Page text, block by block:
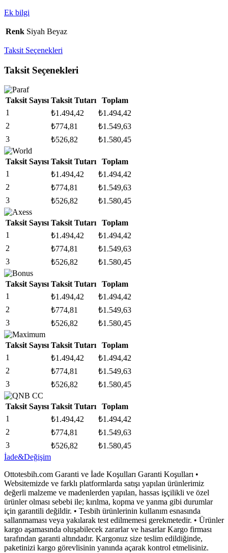
Ek bilgi
Renk Siyah Beyaz
Taksit Seçenekleri
Taksit Seçenekleri
Taksit Sayısı Taksit Tutarı
Toplam
1
₺1.494,42 ₺1.494,42
2
₺774,81 ₺1.549,63
3
₺526,82 ₺1.580,45
Taksit Sayısı Taksit Tutarı
Toplam
1
₺1.494,42 ₺1.494,42
2
₺774,81 ₺1.549,63
3
₺526,82 ₺1.580,45
Taksit Sayısı Taksit Tutarı
Toplam
1
₺1.494,42 ₺1.494,42
2
₺774,81 ₺1.549,63
3
₺526,82 ₺1.580,45
Taksit Sayısı Taksit Tutarı
Toplam
1
₺1.494,42 ₺1.494,42
2
₺774,81 ₺1.549,63
3
₺526,82 ₺1.580,45
Taksit Sayısı Taksit Tutarı
Toplam
1
₺1.494,42 ₺1.494,42
2
₺774,81 ₺1.549,63
3
₺526,82 ₺1.580,45
Taksit Sayısı Taksit Tutarı
Toplam
1
₺1.494,42 ₺1.494,42
2
₺774,81 ₺1.549,63
3
₺526,82 ₺1.580,45
İade&Değişim
Ottotesbih.com Garanti ve İade Koşulları Garanti Koşulları •
Websitemizde ve farklı platformlarda satışı yapılan ürünlerimiz
değerli malzeme ve madenlerden yapılan, hassas işçilikli ve özel
ürünler olması sebebi ile; kırılma, kopma ve yanma gibi durumlar
için garantili değildir. • Tesbih ürünlerinin kullanım esnasında
sallanmaması veya yakılarak test edilmemesi gerekmetedir. • Ürünler
kargo aşamasında oluşabilecek zararlar ve hasarlar Kargo firması
tarafından garanti altındadır. Kargonuz size teslim edildiğinde,
paketinizi kargo görevlisinin yanında açarak kontrol etmelisiniz.